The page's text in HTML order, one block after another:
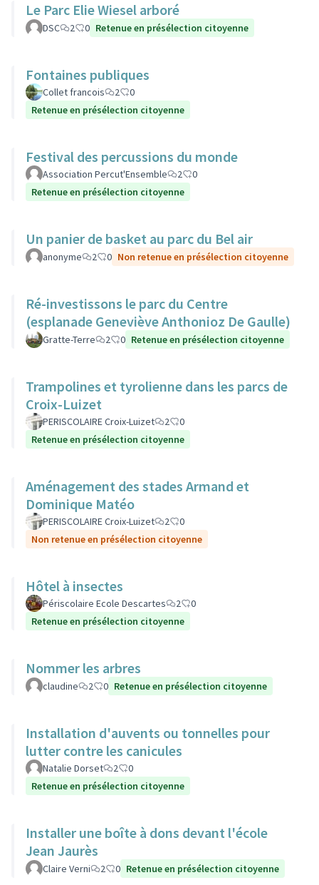
Le Parc Elie Wiesel arboré
DSC 2 0 Retenue en présélection citoyenne
Fontaines publiques
Collet francois 2
0
Retenue en présélection citoyenne
Festival des percussions du monde
Association Percut'Ensemble 2
0
Retenue en présélection citoyenne
Un panier de basket au parc du Bel air
anonyme 2 0 Non retenue en présélection citoyenne
Ré-investissons le parc du Centre
(esplanade Geneviève Anthonioz De Gaulle)
Gratte-Terre 2 0 Retenue en présélection citoyenne
Trampolines et tyrolienne dans les parcs de
Croix-Luizet
PERISCOLAIRE Croix-Luizet 2
0
Retenue en présélection citoyenne
Aménagement des stades Armand et
Dominique Matéo
PERISCOLAIRE Croix-Luizet 2
0
Non retenue en présélection citoyenne
Hôtel à insectes
Périscolaire Ecole Descartes 2
0
Retenue en présélection citoyenne
Nommer les arbres
claudine 2 0 Retenue en présélection citoyenne
Installation d'auvents ou tonnelles pour
lutter contre les canicules
Natalie Dorset 2
0
Retenue en présélection citoyenne
Installer une boîte à dons devant l'école
Jean Jaurès
Claire Verni 2 0 Retenue en présélection citoyenne